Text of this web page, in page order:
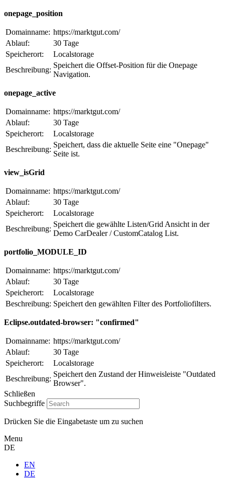
onepage_position
Domainname: https://marktgut.com/
Ablauf:
30 Tage
Speicherort:
Localstorage
Beschreibung:
Speichert die Offset-Position für die Onepage
Navigation.
onepage_active
Domainname: https://marktgut.com/
Ablauf:
30 Tage
Speicherort:
Localstorage
Beschreibung:
Speichert, dass die aktuelle Seite eine "Onepage"
Seite ist.
view_isGrid
Domainname: https://marktgut.com/
Ablauf:
30 Tage
Speicherort:
Localstorage
Beschreibung:
Speichert die gewählte Listen/Grid Ansicht in der
Demo CarDealer / CustomCatalog List.
portfolio_MODULE_ID
Domainname: https://marktgut.com/
Ablauf:
30 Tage
Speicherort:
Localstorage
Beschreibung: Speichert den gewählten Filter des Portfoliofilters.
Eclipse.outdated-browser: "confirmed"
Domainname: https://marktgut.com/
Ablauf:
30 Tage
Speicherort:
Localstorage
Beschreibung:
Speichert den Zustand der Hinweisleiste "Outdated
Browser".
Schließen
Suchbegriffe
Drücken Sie die Eingabetaste um zu suchen
Menu
DE
EN
DE